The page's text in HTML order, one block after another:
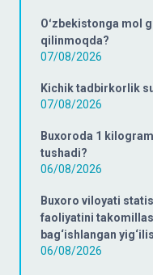
Oʻzbekistonga mol
qilinmoqda?
07/08/2026
Kichik tadbirkorlik
07/08/2026
Buxoroda 1
tushadi?
06/08/2026
Buxoro viloyati
faoliyatini
bag‘ishlangan
06/08/2026